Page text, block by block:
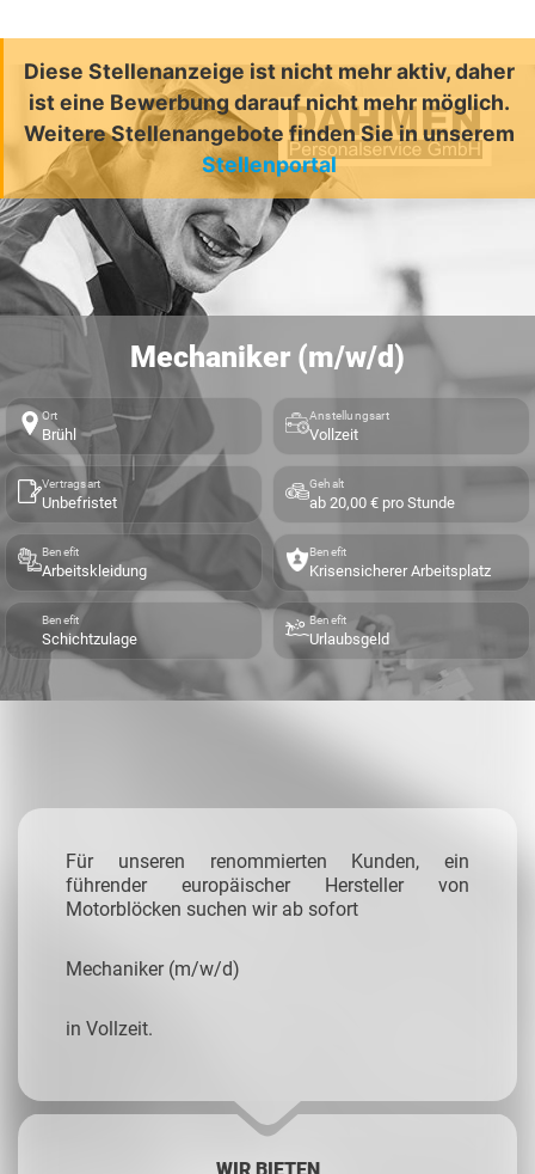
Diese Stellenanzeige ist nicht mehr aktiv, daher
ist eine Bewerbung darauf nicht mehr möglich.
Weitere Stellenangebote finden Sie in unserem
Stellenportal
Mechaniker (m/w/d)
Ort
Brühl
Anstellungsart
Vollzeit
Vertragsart
Unbefristet
Gehalt
ab 20,00 € pro Stunde
Benefit
Arbeitskleidung
Benefit
Krisensicherer Arbeitsplatz
Benefit
Schichtzulage
Benefit
Urlaubsgeld
Für unseren renommierten Kunden, ein
führender europäischer Hersteller von
Motorblöcken suchen wir ab sofort
Mechaniker (m/w/d)
in Vollzeit.